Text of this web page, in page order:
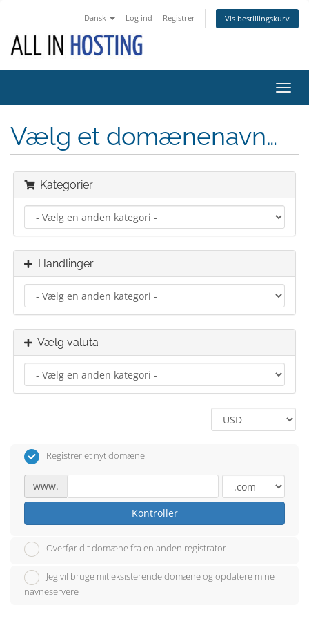
Dansk Log ind Registrer Vis bestillingskurv
Skift
Vælg et domænenavn…
Kategorier
Handlinger
Vælg valuta
Registrer et nyt domæne
www.
Kontroller
Overfør dit domæne fra en anden registrator
Jeg vil bruge mit eksisterende domæne og opdatere mine
navneservere